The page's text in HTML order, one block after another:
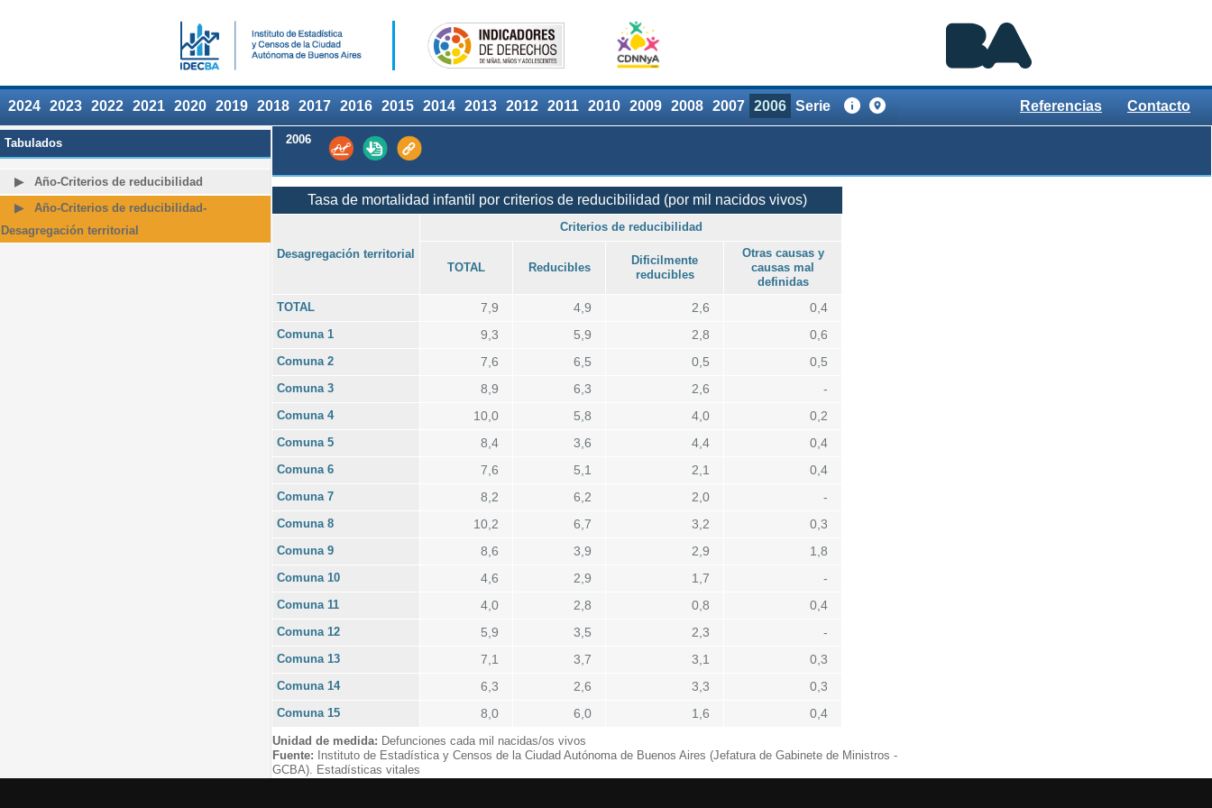
2024 2023 2022 2021 2020 2019 2018 2017 2016 2015 2014 2013 2012 2011 2010 2009 2008 2007 2006 Serie Contacto
Referencias
Tabulados
Año-Criterios de reducibilidad
Año-Criterios de reducibilidad-
Desagregación territorial
2006
Tasa de mortalidad infantil por criterios de reducibilidad (por mil nacidos vivos)
Desagregación territorial
Criterios de reducibilidad
TOTAL Reducibles
Dificilmente
reducibles
Otras causas y
causas mal
definidas
TOTAL
7,9 4,9 2,6 0,4
Comuna 1 9,3 5,9 2,8 0,6
Comuna 2 7,6 6,5 0,5 0,5
Comuna 3 8,9 6,3 2,6 -
Comuna 4 10,0 5,8 4,0 0,2
Comuna 5 8,4 3,6 4,4 0,4
Comuna 6 7,6 5,1 2,1 0,4
Comuna 7 8,2 6,2 2,0 -
Comuna 8 10,2 6,7 3,2 0,3
Comuna 9 8,6 3,9 2,9 1,8
Comuna 10 4,6 2,9 1,7 -
Comuna 11 4,0 2,8 0,8 0,4
Comuna 12 5,9 3,5 2,3 -
Comuna 13 7,1 3,7 3,1 0,3
Comuna 14 6,3 2,6 3,3 0,3
Comuna 15 8,0 6,0 1,6 0,4
Unidad de medida: Defunciones cada mil nacidas/os vivos
Fuente: Instituto de Estadística y Censos de la Ciudad Autónoma de Buenos Aires (Jefatura de Gabinete de Ministros -
GCBA). Estadísticas vitales